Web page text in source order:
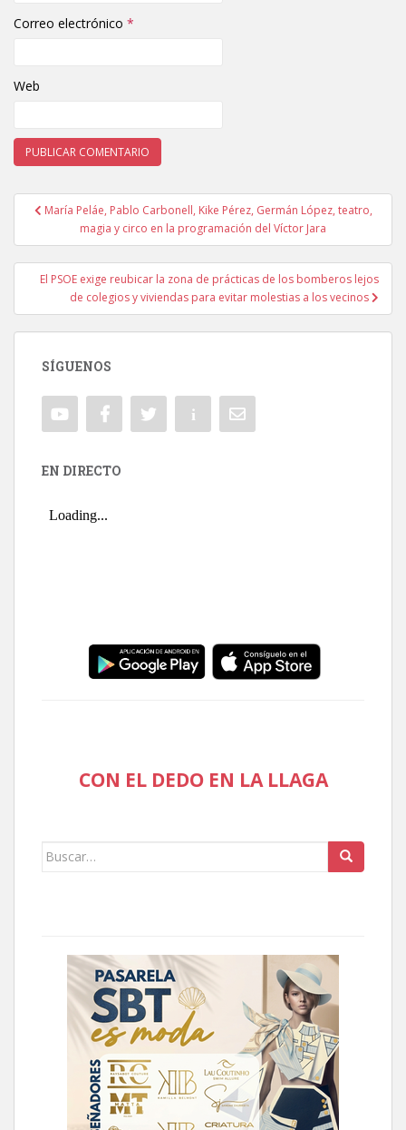
Correo electrónico *
Web
Navegación de entradas
María Peláe, Pablo Carbonell, Kike Pérez, Germán López, teatro,
magia y circo en la programación del Víctor Jara
El PSOE exige reubicar la zona de prácticas de los bomberos lejos
de colegios y viviendas para evitar molestias a los vecinos
SÍGUENOS
EN DIRECTO
CON EL DEDO EN LA LLAGA
Buscar: